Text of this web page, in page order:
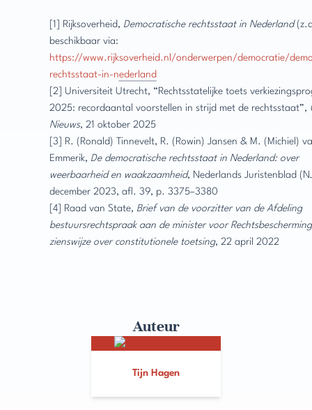
[1] Rijksoverheid, Democratische rechtsstaat in Nederland
beschikbaar via:
https://www.rijksoverheid.nl/onderwerpen/democratie/
rechtsstaat-in-nederland
[2] Universiteit Utrecht, “Rechtsstatelijke toets
2025: recordaantal voorstellen in strijd met de rechtsstaat”,
Nieuws, 21 oktober 2025
[3] R. (Ronald) Tinnevelt, R. (Rowin) Jansen & M. (Michiel)
Emmerik, De democratische rechtsstaat in Nederland: over
weerbaarheid en waakzaamheid, Nederlands Juristenblad
december 2023, afl. 39, p. 3375–3380
[4] Raad van State, Brief van de voorzitter van de Afdeling
bestuursrechtspraak aan de minister voor
zienswijze over constitutionele toetsing, 22 april 2022
Auteur
Tijn Hagen